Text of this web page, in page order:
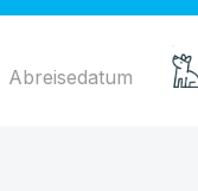
Abreisedatum